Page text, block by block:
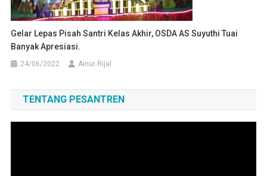
Gelar Lepas Pisah Santri Kelas Akhir, OSDA AS Suyuthi Tuai
Banyak Apresiasi.
24/06/2022 Ainur Rijal
TENTANG PESANTREN